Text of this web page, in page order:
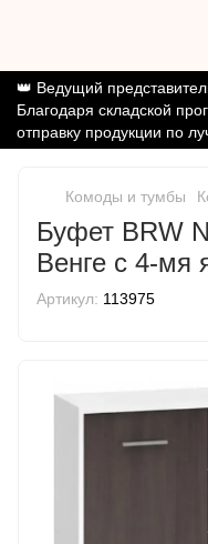
👑 Ведущий
Благодаря складской
отправку продукции по
Комоды и тумбы
Буфет BRW
Венге с 4-
Артикул: 113975